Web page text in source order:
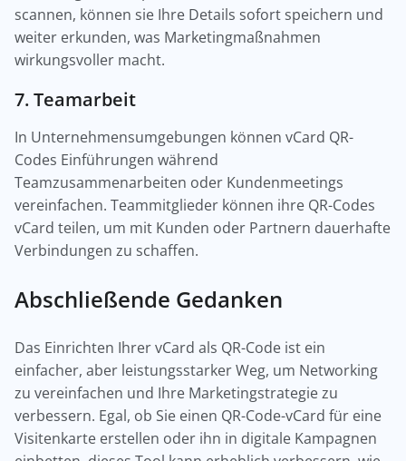
scannen, können sie Ihre Details sofort speichern und
weiter erkunden, was Marketingmaßnahmen
wirkungsvoller macht.
7. Teamarbeit
In Unternehmensumgebungen können vCard QR-
Codes Einführungen während
Teamzusammenarbeiten oder Kundenmeetings
vereinfachen. Teammitglieder können ihre QR-Codes
vCard teilen, um mit Kunden oder Partnern dauerhafte
Verbindungen zu schaffen.
Abschließende Gedanken
Das Einrichten Ihrer vCard als QR-Code ist ein
einfacher, aber leistungsstarker Weg, um Networking
zu vereinfachen und Ihre Marketingstrategie zu
verbessern. Egal, ob Sie einen QR-Code-vCard für eine
Visitenkarte erstellen oder ihn in digitale Kampagnen